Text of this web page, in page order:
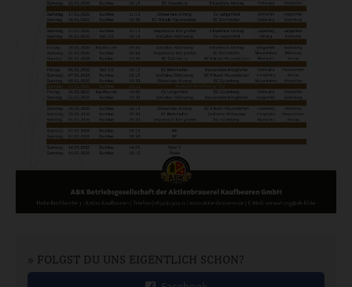
» FOLGST DU UNS EIGENTLICH SCHON?